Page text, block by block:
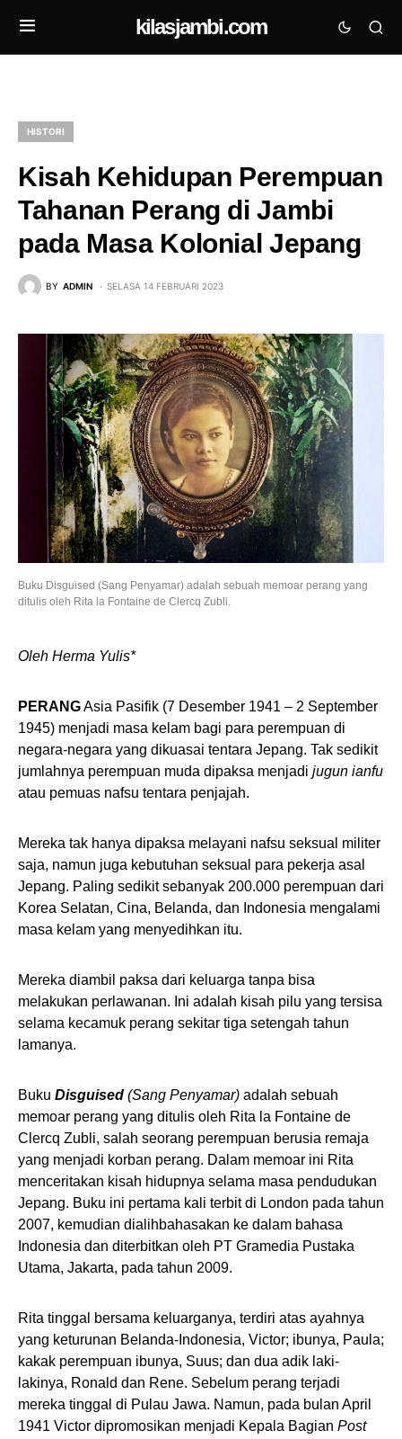
kilasjambi.com
HISTORI
Kisah Kehidupan Perempuan
Tahanan Perang di Jambi
pada Masa Kolonial Jepang
BY ADMIN SELASA 14 FEBRUARI 2023
Buku Disguised (Sang Penyamar) adalah sebuah memoar perang yang
ditulis oleh Rita la Fontaine de Clercq Zubli.
Oleh Herma Yulis*
PERANGAsia Pasifik (7 Desember 1941 – 2 September
1945) menjadi masa kelam bagi para perempuan di
negara-negara yang dikuasai tentara Jepang. Tak sedikit
jumlahnya perempuan muda dipaksa menjadi jugun ianfu
atau pemuas nafsu tentara penjajah.
Mereka tak hanya dipaksa melayani nafsu seksual militer
saja, namun juga kebutuhan seksual para pekerja asal
Jepang. Paling sedikit sebanyak 200.000 perempuan dari
Korea Selatan, Cina, Belanda, dan Indonesia mengalami
masa kelam yang menyedihkan itu.
Mereka diambil paksa dari keluarga tanpa bisa
melakukan perlawanan. Ini adalah kisah pilu yang tersisa
selama kecamuk perang sekitar tiga setengah tahun
lamanya.
Buku Disguised (Sang Penyamar) adalah sebuah
memoar perang yang ditulis oleh Rita la Fontaine de
Clercq Zubli, salah seorang perempuan berusia remaja
yang menjadi korban perang. Dalam memoar ini Rita
menceritakan kisah hidupnya selama masa pendudukan
Jepang. Buku ini pertama kali terbit di London pada tahun
2007, kemudian dialihbahasakan ke dalam bahasa
Indonesia dan diterbitkan oleh PT Gramedia Pustaka
Utama, Jakarta, pada tahun 2009.
Rita tinggal bersama keluarganya, terdiri atas ayahnya
yang keturunan Belanda-Indonesia, Victor; ibunya, Paula;
kakak perempuan ibunya, Suus; dan dua adik laki-
lakinya, Ronald dan Rene. Sebelum perang terjadi
mereka tinggal di Pulau Jawa. Namun, pada bulan April
1941 Victor dipromosikan menjadi Kepala Bagian Post